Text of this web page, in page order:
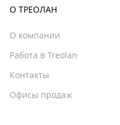
О ТРЕОЛАН
О компании
Работа в Treolan
Контакты
Офисы продаж